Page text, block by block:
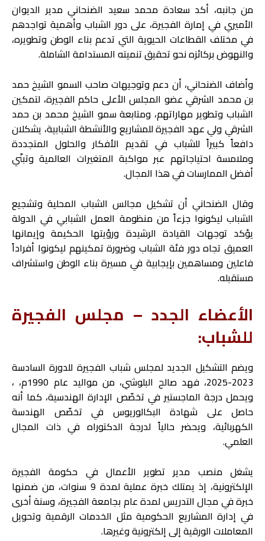
من جانبه، أكد سعادة محمد سعيد الضنحاني مدير الديوان
الأميري في إمارة الفجيرة، على دور الشباب وأهمية تواجدهم
في مختلف القطاعات الحيوية التي تدعم بناء الوطن وتطويره،
والنهوض بركائزه نحو تحقيق تنميته المستدامة الشاملة.
وأضاف الضنحاني، أن دعم وتوجيهات صاحب السمو الشيخ حمد
بن محمد الشرقي عضو المجلس الأعلى حاكم الفجيرة، لتمكين
الشباب وتطوير مهاراتهم، ومتابعة سمو الشيخ محمد بن حمد
الشرقي ولي عهد الفجيرة للمشاريع والأنشطة الشبابية، يشكلان
دافعاً كبيراً للشباب في تقديم الأفكار والحلول المتجددة
وملامسة احتياجاتهم عبر مواكبة المتغيرات العالمية وتبنّي
أفضل الممارسات في هذا المجال.
وقال الضنحاني أن تشكيل مجالس الشباب المحلية وتشجيع
الشباب ليكونوا جزءاً من منظومة العمل الشبابي في الدولة
يؤكد توجهات القيادة الرشيدة ورؤيتها الحكيمة وإيمانها
العميق تجاه دور فئة الشباب وضرورة تمكينهم ليكونوا أفراداً
فاعلين ومساهمين بإيجابية في مسيرة بناء الوطن واستشراف
مستقبله.
الأعضاء الجدد – مجلس الفجيرة
للشباب:
ويضم التشكيل الجديد لمجلس شباب الفجيرة للدورة السادسة
2023-2025، فهد صالح البلوشي، من مواليد عام 1990م، ،
ويحمل درجة الماجستير في تخصّص الإدارة الهندسية، كما أنه
حاصل على شهادة البكالوريوس في تخصّص الهندسة
الكهربائية، ويحضر حالياً لدرجة الدكتوراه في ذات المجال
العلمي.
يشغل منصب مدير تطوير الأعمال في حكومة الفجيرة
الإلكترونية، إذ يمتلك خبرة عملية لمدة 9 سنوات، من ضمنها
خبرة في مجال التدريس لمدة عام بجامعة الفجيرة، وسنة أخرى
في إدارة المشاريع الحكومية مثل الخدمات الرقمية وتحويل
المعاملات الورقية إلى إلكترونية وغيرها.